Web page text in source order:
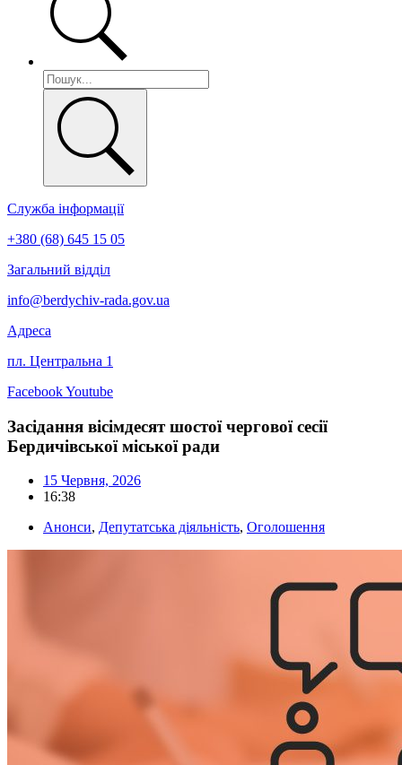
Служба інформації
+380 (68) 645 15 05
Загальний відділ
info@berdychiv-rada.gov.ua
Адреса
пл. Центральна 1
FacebookYoutube
Засідання вісімдесят шостої чергової сесії
Бердичівської міської ради
15 Червня, 2026
16:38
Анонси, Депутатська діяльність, Оголошення